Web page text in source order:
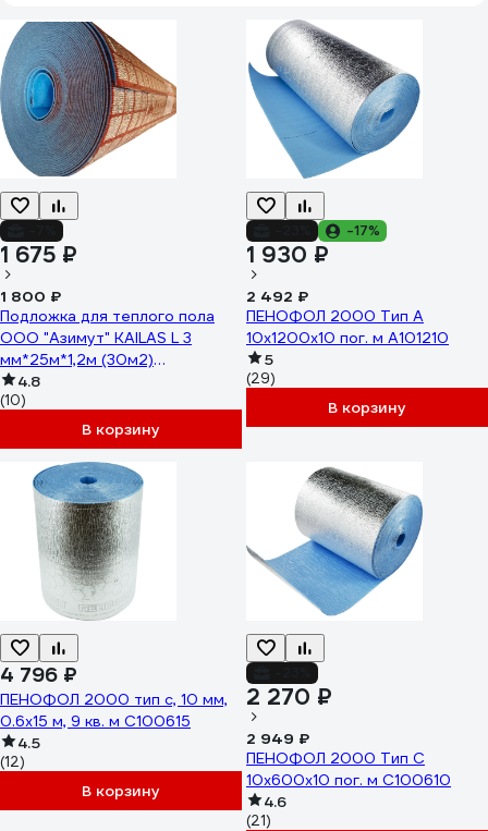
1 675 ₽
1 800 ₽
Подложка для теплого пола
ООО "Азимут" KAILAS L 3
мм*25м*1,2м (30м2)
00000000949
4.8
(10)
В корзину
-17%
1 930 ₽
2 492 ₽
ПЕНОФОЛ 2000 Тип А
10x1200x10 пог. м А101210
5
(29)
В корзину
4 796 ₽
ПЕНОФОЛ 2000 тип с, 10 мм,
0.6х15 м, 9 кв. м С100615
4.5
(12)
В корзину
2 270 ₽
2 949 ₽
ПЕНОФОЛ 2000 Тип С
10x600x10 пог. м С100610
4.6
(21)